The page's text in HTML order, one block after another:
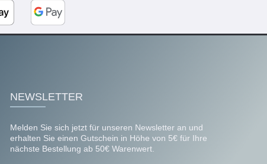
NEWSLETTER
Melden Sie sich jetzt für unseren Newsletter an und
erhalten Sie einen Gutschein in Höhe von 5€ für Ihre
nächste Bestellung ab 50€ Warenwert.